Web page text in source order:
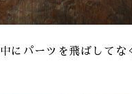
にパーツを飛ばしてな